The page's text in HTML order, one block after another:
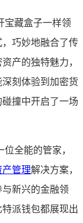
宝藏盒子一样领
巧妙地融合了传
产的独特魅力，
刻体验到加密货
撞中开启了一场
全能的管家，
管理解决方案，
新兴的金融领
派钱包都展现出